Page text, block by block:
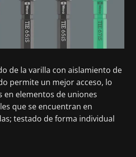
de la varilla con aislamiento de
permite un mejor acceso, lo
en elementos de uniones
que se encuentran en
testado de forma individual